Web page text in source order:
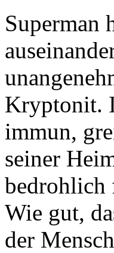
Superman
Kryptonit.
immun,
seiner
bedrohlich
Wie gut,
der